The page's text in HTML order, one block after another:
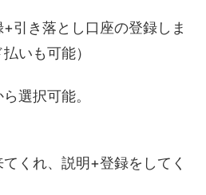
引き落とし口座の登録しま
いも可能）
選択可能。
くれ、説明+登録をしてく